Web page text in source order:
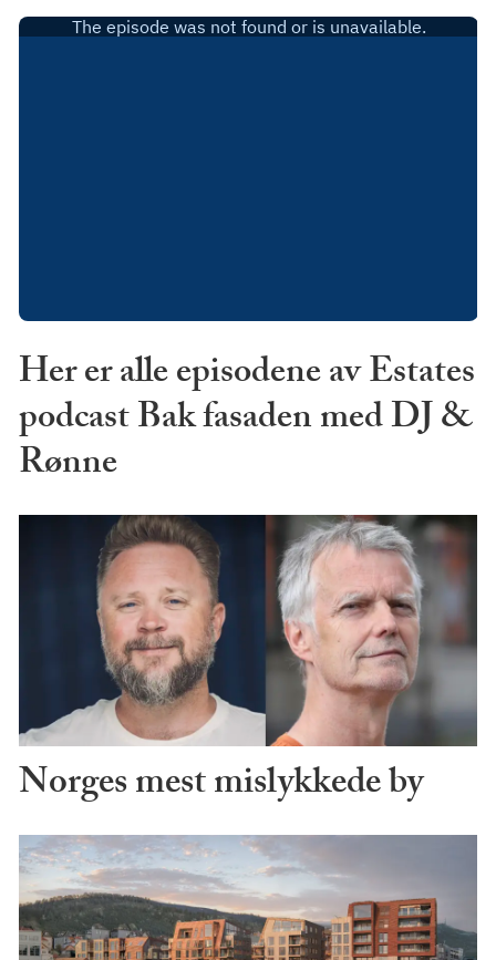
Her er alle episodene av Estates
podcast Bak fasaden med DJ &
Rønne
Norges mest mislykkede by